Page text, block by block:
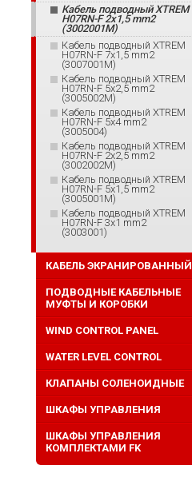
Кабель подводный XTREM
H07RN-F 2x1,5 mm2
(3002001М)
Кабель подводный XTREM
H07RN-F 7x1,5 mm2
(3007001M)
Кабель подводный XTREM
H07RN-F 5x2,5 mm2
(3005002M)
Кабель подводный XTREM
H07RN-F 5x4 mm2
(3005004)
Кабель подводный XTREM
H07RN-F 2x2,5 mm2
(3002002М)
Кабель подводный XTREM
H07RN-F 5x1,5 mm2
(3005001M)
Кабель подводный XTREM
H07RN-F 3x1 mm2
(3003001)
КАБЕЛЬ ЭКРАНИРОВАННЫЙ
ПОДВОДНЫЕ КАБЕЛЬНЫЕ
МУФТЫ И КОРОБКИ
WIND CONTROL PANEL
WATER LEVEL CONTROL
КЛАПАНЫ СОЛЕНОИДНЫЕ
ШКАФЫ УПРАВЛЕНИЯ
ШКАФЫ УПРАВЛЕНИЯ
КОМПЛЕКТАМИ FK